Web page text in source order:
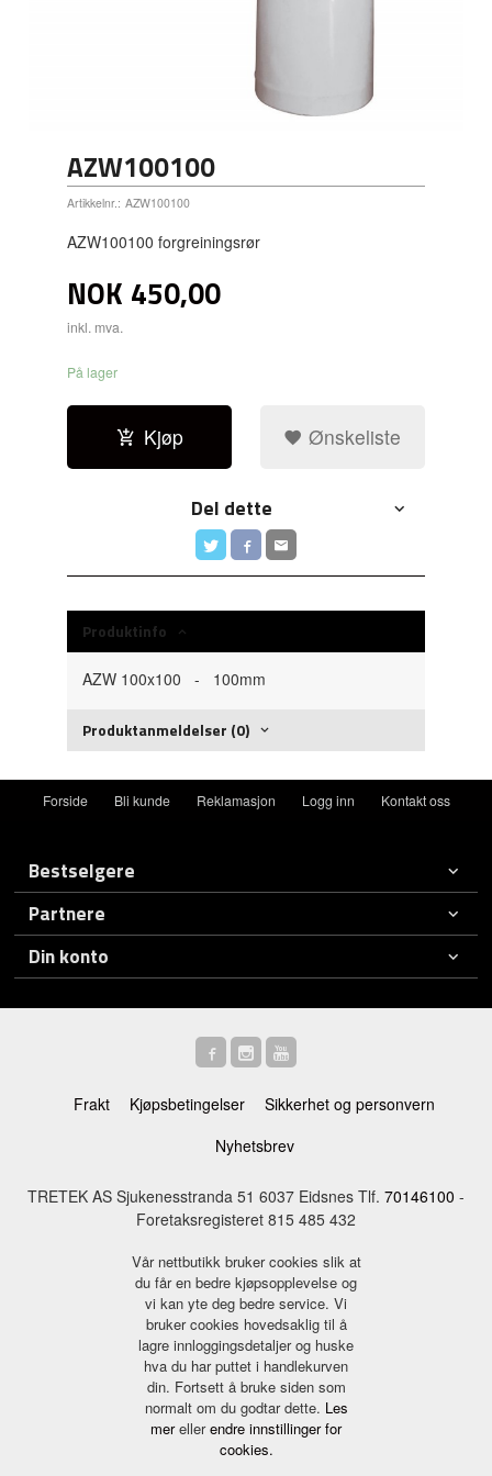
AZW100100
Artikkelnr.: AZW100100
AZW100100 forgreiningsrør
NOK 450,00
inkl. mva.
På lager
Kjøp Ønskeliste
Del dette
Produktinfo
AZW 100x100 - 100mm
Produktanmeldelser (0)
Forside Bli kunde Reklamasjon Logg inn Kontakt oss
Bestselgere
Partnere
Din konto
Frakt Kjøpsbetingelser
Sikkerhet og personvern
Nyhetsbrev
TRETEK AS Sjukenesstranda 51 6037 Eidsnes Tlf. 70146100 -
Foretaksregisteret 815 485 432
Vår nettbutikk bruker cookies slik at
du får en bedre kjøpsopplevelse og
vi kan yte deg bedre service. Vi
bruker cookies hovedsaklig til å
lagre innloggingsdetaljer og huske
hva du har puttet i handlekurven
din. Fortsett å bruke siden som
normalt om du godtar dette. Les
merellerendre innstillinger for
cookies.